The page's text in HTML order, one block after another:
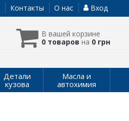
Контакты О нас Вход
В вашей корзине
0 товаров на 0 грн
Детали
кузова
Масла и
автохимия